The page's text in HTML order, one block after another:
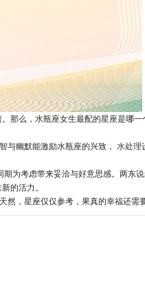
那么，水瓶座女生最配的星座是哪一
与幽默能激励水瓶座的兴致， 水处理
期为考虑带来妥洽与好意思感。两东
的活力。
，星座仅仅参考，果真的幸福还需